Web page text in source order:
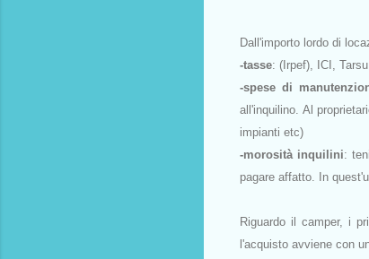
Dall'importo lordo di
-tasse: (Irpef), ICI,
-spese di
all'inquilino. Al
impianti etc)
-morosità inquilini:
pagare affatto. In
Riguardo il camper, i
l'acquisto avviene con